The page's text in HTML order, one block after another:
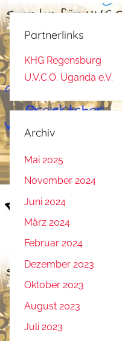
Partnerlinks
KHG Regensburg
U.V.C.O. Uganda e.V.
Archiv
Mai 2025
November 2024
Juni 2024
März 2024
Februar 2024
Dezember 2023
Oktober 2023
August 2023
Juli 2023